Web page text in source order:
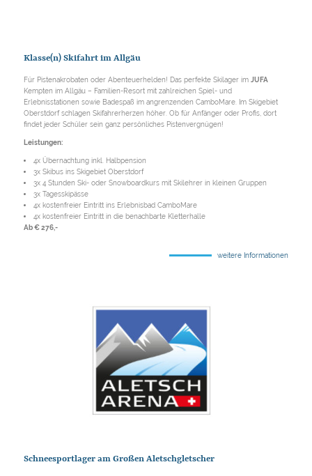
Klasse(n) Skifahrt im Allgäu
Für Pistenakrobaten oder Abenteuerhelden! Das perfekte Skilager im JUFA
Kempten im Allgäu – Familien-Resort mit zahlreichen Spiel- und
Erlebnisstationen sowie Badespaß im angrenzenden CamboMare. Im Skigebiet
Oberstdorf schlagen Skifahrerherzen höher. Ob für Anfänger oder Profis, dort
findet jeder Schüler sein ganz persönliches Pistenvergnügen!
Leistungen:
4x Übernachtung inkl. Halbpension
3x Skibus ins Skigebiet Oberstdorf
3x 4 Stunden Ski- oder Snowboardkurs mit Skilehrer in kleinen Gruppen
3x Tagesskipässe
4x kostenfreier Eintritt ins Erlebnisbad CamboMare
4x kostenfreier Eintritt in die benachbarte Kletterhalle
Ab € 276,-
weitere Informationen
Schneesportlager am Großen Aletschgletscher